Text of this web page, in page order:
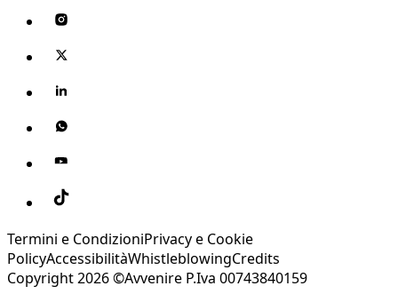
Termini e CondizioniPrivacy e Cookie
PolicyAccessibilitàWhistleblowingCredits
Copyright 2026 ©Avvenire P.Iva 00743840159